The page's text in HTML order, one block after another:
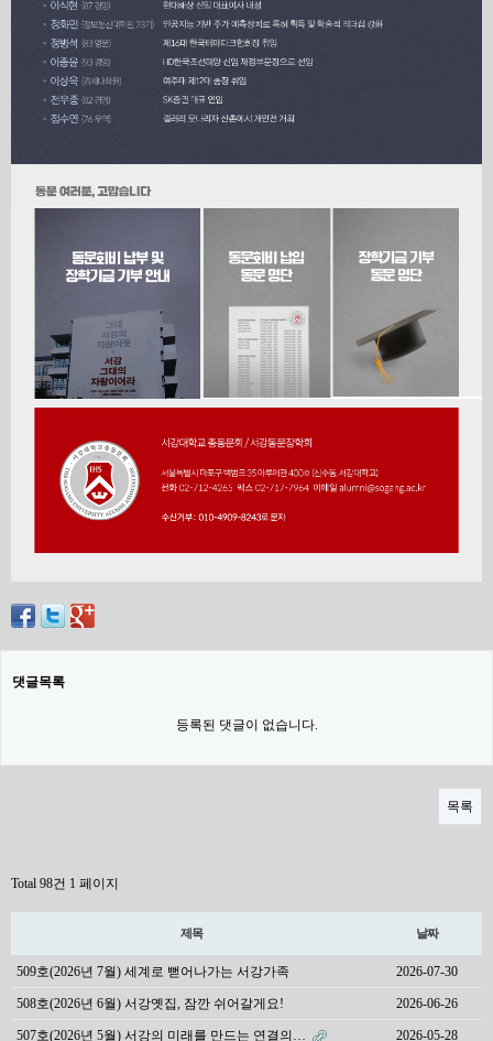
댓글목록
등록된 댓글이 없습니다.
목록
Total 98건 1 페이지
제목 날짜
509호(2026년 7월) 세계로 뻗어나가는 서강가족 2026-07-30
508호(2026년 6월) 서강옛집, 잠깐 쉬어갈게요! 2026-06-26
507호(2026년 5월) 서강의 미래를 만드는 연결의… 2026-05-28